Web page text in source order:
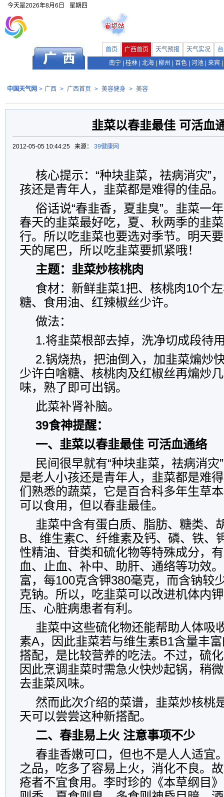
今天是2026年8月6日 星期四
首页 广西首页 天气预报 天气实况
南宁
桂林 北海 柳州 百色 河池 来宾
中国天气网 > 广西 > 广西首页 > 美容健身 > 美容
韭菜以春韭最佳 可活血
2012-05-05 10:44:25 来源： 39健康网
核心提示：“种块韭菜，祛病消灾”
孩还是青年人，韭菜都是难得的佳品。
俗话说“春韭香，夏韭臭”。韭菜一
春天的韭菜最好吃，夏、秋两季的韭
行。所以吃韭菜也要选对季节。明天
天的尾巴，所以吃韭菜要抓紧哦！
主题：韭菜炒核桃肉
食材：新鲜韭菜1把、核桃肉10个
糖、食用油、红辣椒丝少许。
做法：
1.将韭菜根部去掉，洗净切成段待
2.锅烧热，把油倒入，加韭菜煸炒
少许白啥糖、核桃肉及红椒丝再煸炒
味，熟了即可出锅。
此菜补肾补脑。
39食神提醒：
一、韭菜以春韭最佳 可活血通络
民间很早就有“种块韭菜，祛病消
是老人小孩还是青年人，韭菜都是难
们熟悉的蔬菜，它是百合科多年生草
可以食用，但以春韭最佳。
韭菜中含有蛋白质、脂肪、糖类、
B、维生素C、纤维素及钙、磷、铁、
性精油、苷类和硫化物等特殊成分，
血、止血、补中、助肝、通络等功效
富，每100克含钾380毫克，而含钠较
克钠。所以，吃韭菜可以改进机体内
压、心脏病患者有利。
韭菜中这些硫化物还能帮助人体吸
素A，因此韭菜若与维生素B1含量丰
搭配，是比较营养的吃法。不过，硫
因此烹调韭菜时需急火快炒起锅，稍
去韭菜风味。
然而此次介绍的菜谱，韭菜炒核桃
天可以尝尝这种新搭配。
二、春韭易上火 注意事项不少
春韭香嫩可口，但也不是人人适宜
之品，吃多了容易上火，消化不良。
疮者不宜食用。李时珍的《本草纲目